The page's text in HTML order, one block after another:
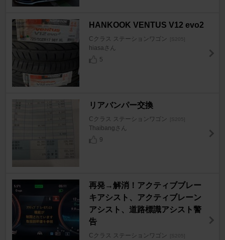
HANKOOK VENTUS V12 evo2
Cクラス ステーションワゴン [S205]
hiasaさん
5
リアバンパー交換
Cクラス ステーションワゴン [S205]
Thaibangさん
9
再発→解消！アクティブブレー
キアシスト、アクティブレーン
アシスト、道路標識アシスト警
告
Cクラス ステーションワゴン [S205]